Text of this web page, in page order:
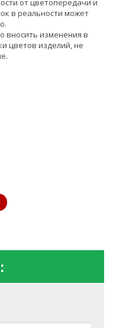
от цветопередачи и
в реальности может
вносить изменения в
цветов изделий, не